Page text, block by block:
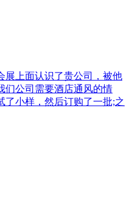
展上面认识了贵公司，被他
们公司需要酒店通风的情
了小样，然后订购了一批;之